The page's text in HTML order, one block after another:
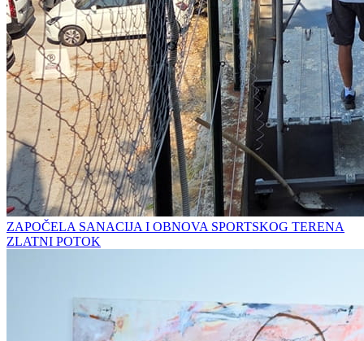
ZAPOČELA SANACIJA I OBNOVA SPORTSKOG TERENA
ZLATNI POTOK